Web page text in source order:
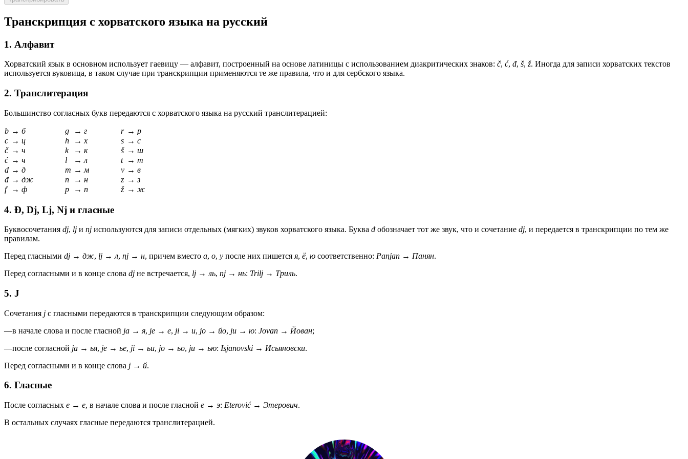
Транскрипция с хорватского языка на русский
1. Алфавит
Хорватский язык в основном использует гаевицу — алфавит, построенный на основе латиницы с использованием диакритических знаков: č, ć, đ, š, ž. Иногда для записи хорватских текстов
используется вуковица, в таком случае при транскрипции применяются те же правила, что и для сербского языка.
2. Транслитерация
Большинство согласных букв передаются с хорватского языка на русский транслитерацией:
b → б g → г r → р
c → ц h → х s → с
č → ч k → к š → ш
ć → ч l → л t → т
d → д m → м v → в
đ → дж n → н z →з
f
→ ф p → п ž → ж
4. Đ, Dj, Lj, Nj и гласные
Буквосочетания dj, lj и nj используются для записи отдельных (мягких) звуков хорватского языка. Буква đобозначает тот же звук, что и сочетание dj, и передается в транскрипции по тем же
правилам.
Перед гласными dj → дж, lj → л, nj → н, причем вместо а, о, у после них пишется я, ё, ю соответственно: Panjan → Панян.
Перед согласными и в конце слова dj не встречается, lj → ль, nj → нь: Trilj → Триль.
5. J
Сочетания ј с гласными передаются в транскрипции следующим образом:
—в начале слова и после гласной ja → я, je → е, ji → и, jo → йо, ju → ю: Jovan → Йован;
—после согласной ja → ья, je → ье, ji → ьи, jo → ьо, ju → ью: Isjanovski → Исьяновски.
Перед согласными и в конце слова j → й.
6. Гласные
После согласных e → е, в начале слова и после гласной e → э: Eterović→ Этерович.
В остальных случаях гласные передаются транслитерацией.